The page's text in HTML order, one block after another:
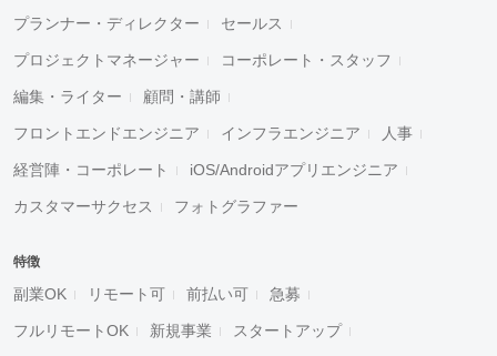
プランナー・ディレクター セールス
プロジェクトマネージャー コーポレート・スタッフ
編集・ライター 顧問・講師
フロントエンドエンジニア インフラエンジニア 人事
経営陣・コーポレート iOS/Androidアプリエンジニア
カスタマーサクセス フォトグラファー
特徴
副業OK リモート可 前払い可 急募
フルリモートOK 新規事業 スタートアップ